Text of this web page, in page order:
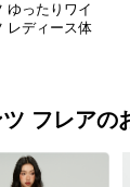
ゆったりワイ
レディース体
フレアの